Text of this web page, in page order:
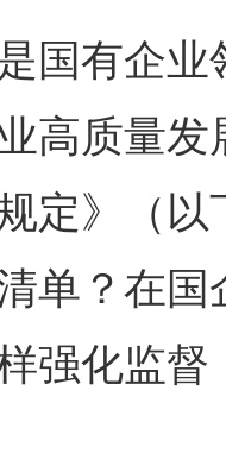
有企业
高质量
定》（
单？在
强化监